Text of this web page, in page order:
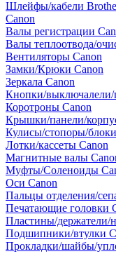
Шлейфы/кабели
Canon
Валы регистрации
Валы теплоотвода/
Вентиляторы Canon
Замки/Крюки Canon
Зеркала Canon
Кнопки/выключалели/
Коротроны Canon
Крышки/панели/
Кулисы/стопоры/
Лотки/кассеты Canon
Магнитные валы
Муфты/Соленоиды
Оси Canon
Пальцы отделения/
Печатающие головки
Пластины/держатели/
Подшипники/втулки
Прокладки/шайбы/